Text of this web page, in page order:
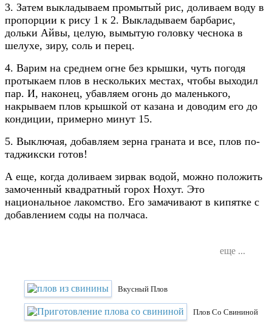
3. Затем выкладываем промытый рис, доливаем воду в
пропорции к рису 1 к 2. Выкладываем барбарис,
дольки Айвы, целую, вымытую головку чеснока в
шелухе, зиру, соль и перец.
4. Варим на среднем огне без крышки, чуть погодя
протыкаем плов в нескольких местах, чтобы выходил
пар. И, наконец, убавляем огонь до маленького,
накрываем плов крышкой от казана и доводим его до
кондиции, примерно минут 15.
5. Выключая, добавляем зерна граната и все, плов по-
таджикски готов!
А еще, когда доливаем зирвак водой, можно положить
замоченный квадратный горох Нохут. Это
национальное лакомство. Его замачивают в кипятке с
добавлением соды на полчаса.
еще ...
Вкусный Плов
Плов Со Свининой